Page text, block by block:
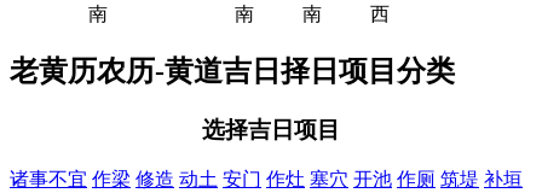
南
南
南
西
老黄历农历-黄道吉日择日项目分类
选择吉日项目
诸事不宜 作梁 修造 动土 安门 作灶 塞穴 开池 作厕 筑堤 补垣